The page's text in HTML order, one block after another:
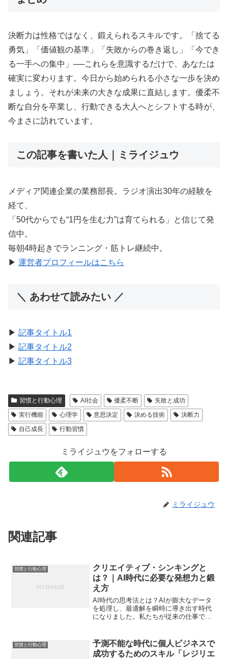
決断力は性格ではなく、鍛えられるスキルです。「捨てる
勇気」「価値観の基準」「失敗からの巻き返し」「今でき
る一手への集中」──これらを意識するだけで、あなたは
確実に変わります。今日から始められる小さな一歩を決め
ましょう。それが未来の大きな成果に直結します。優柔不
断な自分を卒業し、行動できる大人へとシフトする時が、
今まさに訪れています。
この記事を書いた人｜ミライジュウ
メディア関連企業の業務部長。ラジオ演出30年の経験を
経て、
「50代からでも“1円を生む力”は育てられる」と信じて発
信中。
毎朝4時起きでランニング・筋トレ継続中。
▶︎ 運営者プロフィールはこちら
＼ あわせて読みたい ／
▶︎ 記事タイトル1
▶︎ 記事タイトル2
▶︎ 記事タイトル3
習慣と行動心理 AI社会 優柔不断
失敗と成功
実行機能
心理学 意思決定 決める技術
決断力
自己成長
行動習慣
ミライジュウをフォローする
ミライジュウ
関連記事
習慣と行動心理
クリエイティブ・シンキングと
は？｜AI時代に必要な発想力と鍛
え方
AI時代の思考法とは？AIが膨大なデータ
を処理し、最適解を瞬時に導き出す時代
になりました。私たちが従来の仕事で大
そんな中で、人間にしかできない思考法
は何か？その答えの...
習慣と行動心理
予測不能な時代に個人ビジネスで
成功するためのスキル「レジリエ